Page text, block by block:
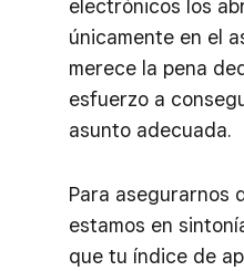
electrónicos los
únicamente en el
merece la pena
esfuerzo a
asunto adecuada.
Para asegurarnos
estamos en
que tu índice de